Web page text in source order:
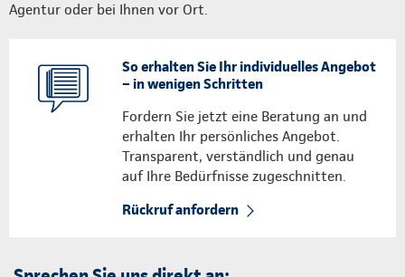
Agentur oder bei Ihnen vor Ort.
So erhalten Sie Ihr individuelles Angebot
– in wenigen Schritten
Fordern Sie jetzt eine Beratung an und
erhalten Ihr persönliches Angebot.
Transparent, verständlich und genau
auf Ihre Bedürfnisse zugeschnitten.
Rückruf anfordern